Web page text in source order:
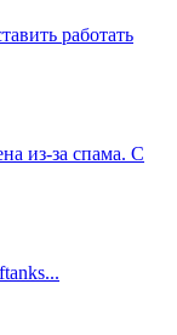
работать
из-за спама. С